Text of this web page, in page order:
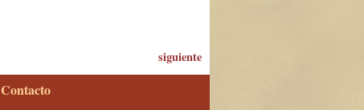
siguiente
Contacto